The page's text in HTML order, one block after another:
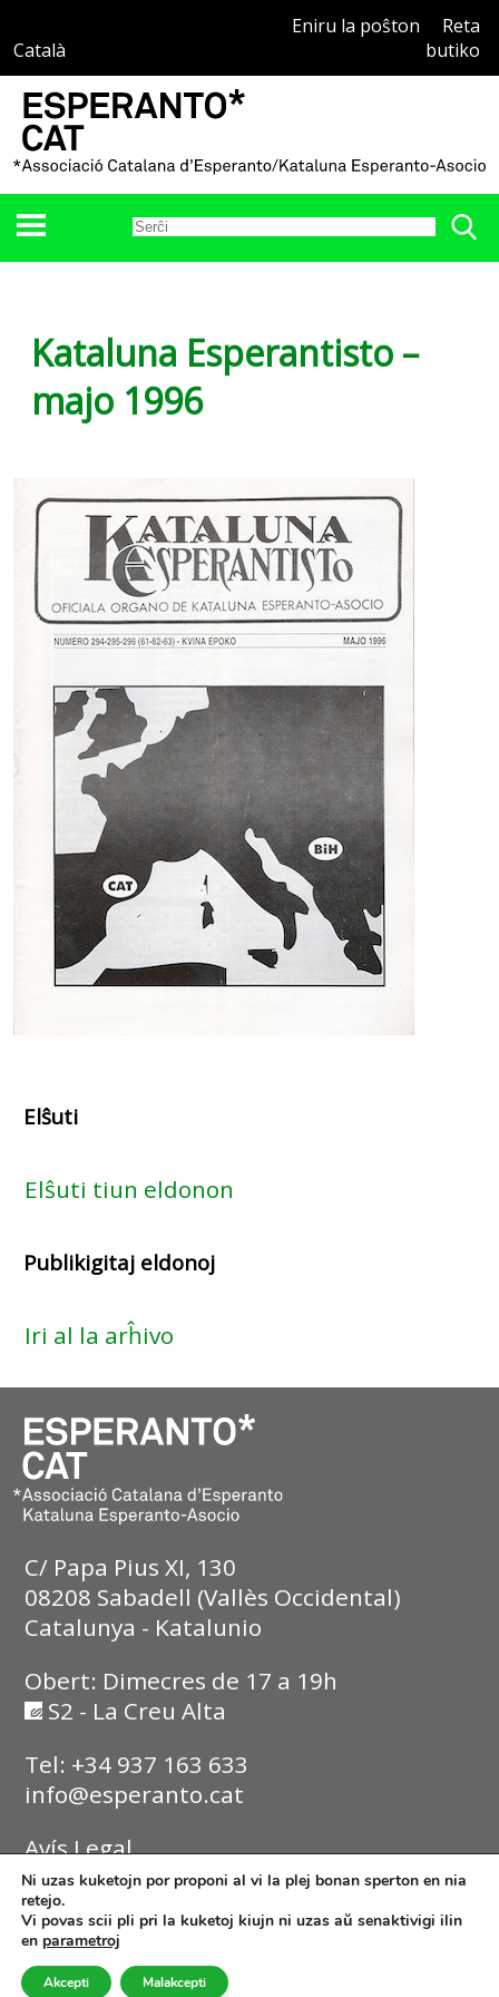
Català
Eniru la poŝton
Reta
butiko
Kataluna Esperantisto –
majo 1996
Elŝuti
Elŝuti tiun eldonon
Publikigitaj eldonoj
Iri al la arĥivo
C/ Papa Pius XI, 130
08208 Sabadell (Vallès Occidental)
Catalunya - Katalunio
Obert: Dimecres de 17 a 19h
S2 - La Creu Alta
Tel: +34 937 163 633
info@esperanto.cat
Avís Legal
Política de Privadesa
Política de Cookies
Ni uzas kuketojn por proponi al vi la plej bonan sperton en nia
retejo.
Vi povas scii pli pri la kuketoj kiujn ni uzas aŭ senaktivigi ilin
en parametroj
Akcepti Malakcepti